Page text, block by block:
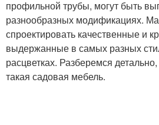
профильной трубы, могут быть
разнообразных модификациях.
спроектировать качественные и
выдержанные в самых разных
расцветках. Разберемся
такая садовая мебель.